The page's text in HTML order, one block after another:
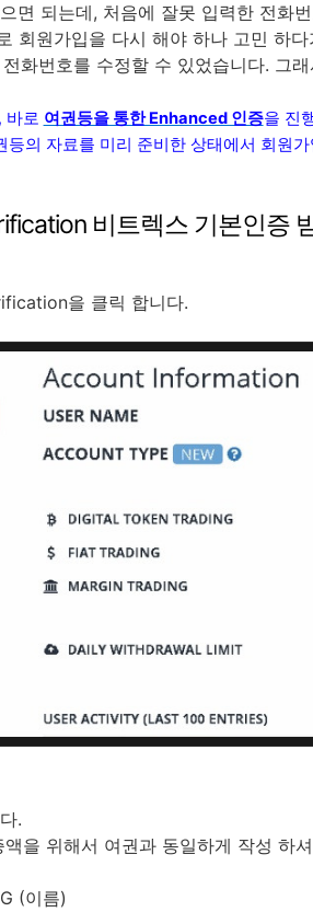
면 되는데, 처음에 잘못 입력한 전화
회원가입을 다시 해야 하나 고민 하
화번호를 수정할 수 있었습니다. 그
바로 여권등을 통한 Enhanced 인증을 진
의 자료를 미리 준비한 상태에서 회원
비트렉스 기본인증
을 클릭 합니다.
.
을 위해서 여권과 동일하게 작성 하
(이름)